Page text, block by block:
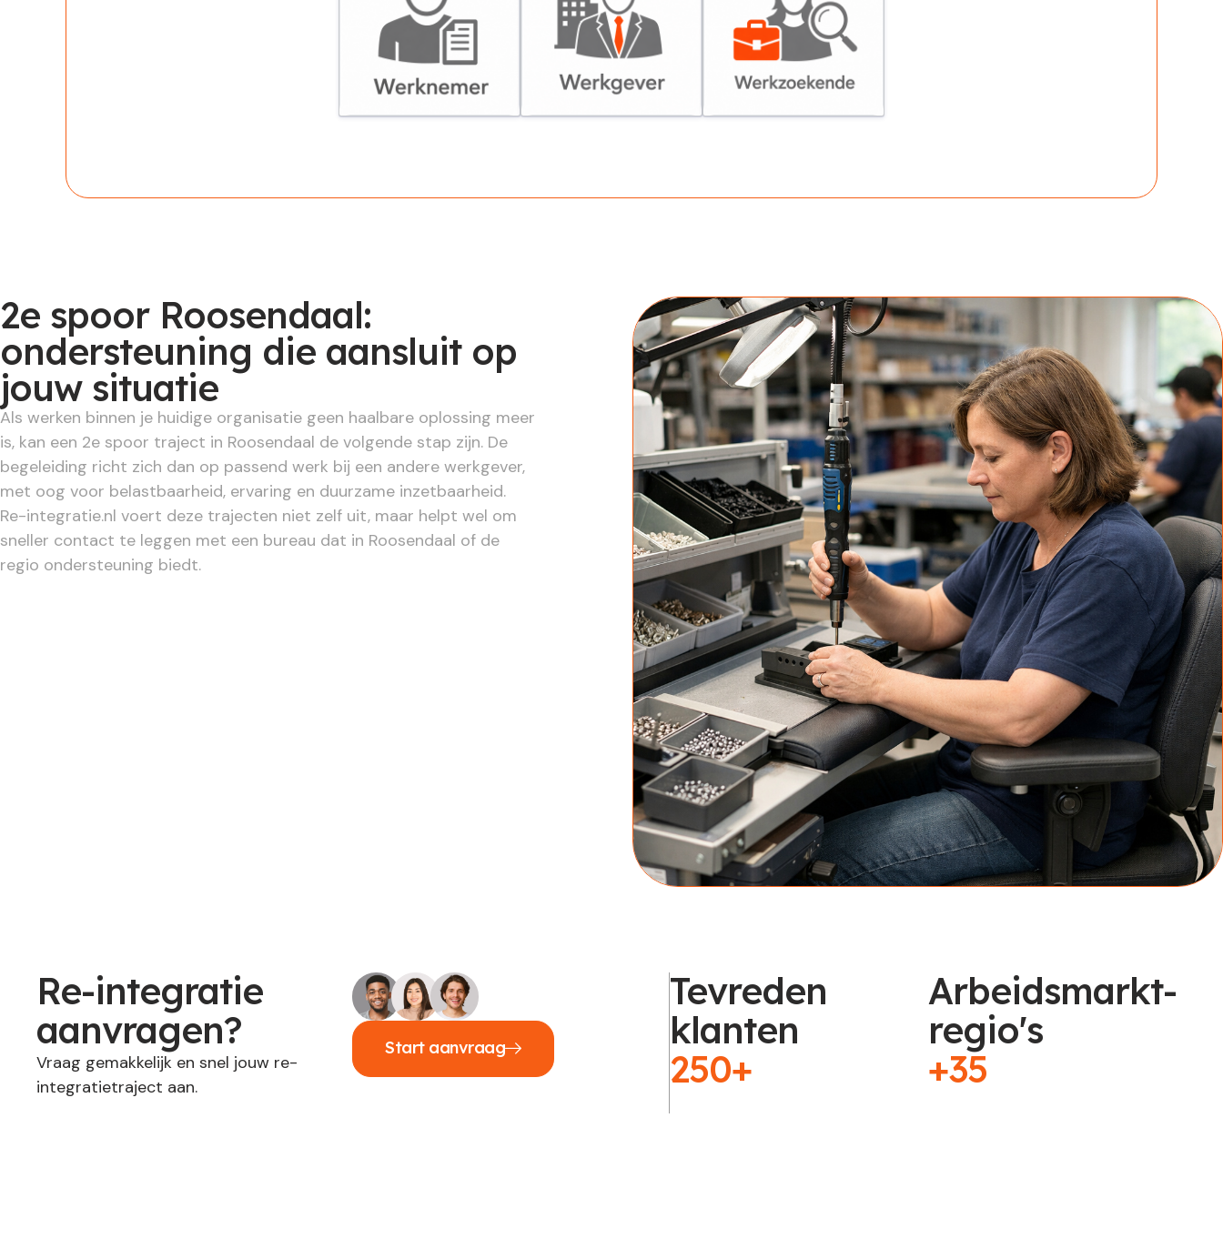
Werknemer Werkgever Werkzoekende
2e spoor Roosendaal:
ondersteuning die aansluit op
jouw situatie
Als werken binnen je huidige organisatie geen haalbare oplossing meer
is, kan een 2e spoor traject in Roosendaal de volgende stap zijn. De
begeleiding richt zich dan op passend werk bij een andere werkgever,
met oog voor belastbaarheid, ervaring en duurzame inzetbaarheid.
Re-integratie.nl voert deze trajecten niet zelf uit, maar helpt wel om
sneller contact te leggen met een bureau dat in Roosendaal of de
regio ondersteuning biedt.
Re-integratie
aanvragen?
Vraag gemakkelijk en snel jouw re-
integratietraject aan.
Start aanvraag
Tevreden
klanten
250+
Arbeidsmarkt-
regio's
+35